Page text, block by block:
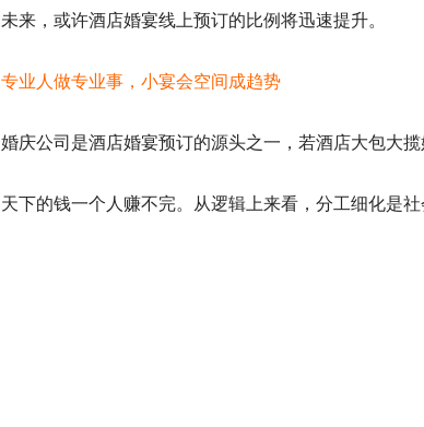
未来，或许酒店婚宴线上预订的比例将迅速提升。
专业人做专业事，小宴会空间成趋势
婚庆公司是酒店婚宴预订的源头之一，若酒店大包大
天下的钱一个人赚不完。 从逻辑上来看，分工细化是